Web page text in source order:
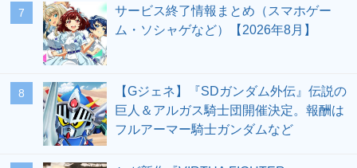
7
サービス終了情報まとめ（スマホゲー
ム・ソシャゲなど）【2026年8月】
8
【Gジェネ】『SDガンダム外伝』伝説の
巨人＆アルガス騎士団開催決定。報酬は
フルアーマー騎士ガンダムなど